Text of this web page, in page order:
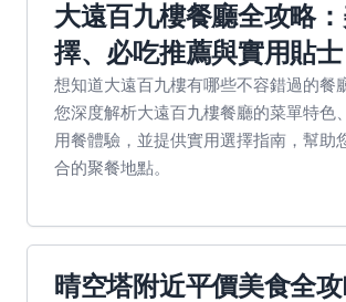
大遠百九樓餐廳全攻略
擇、必吃推薦與實用貼士
想知道大遠百九樓有哪些不容錯過的餐
您深度解析大遠百九樓餐廳的菜單特色
用餐體驗，並提供實用選擇指南，幫助
合的聚餐地點。
晴空塔附近平價美食全